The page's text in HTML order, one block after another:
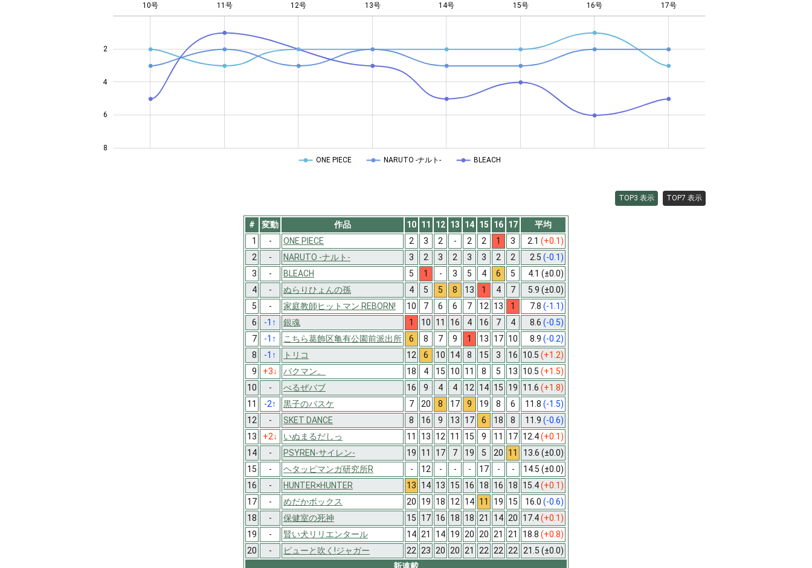
4
2
4
6
8
10号 11号 12号 13号 14号 15号 16号 17号
ONE PIECE NARUTO -ナルト- BLEACH
TOP3 表示 TOP7 表示
# 変動 作品 10 11 12 13 14 15 16 17
平均
1
- ONE PIECE 2 3 2 - 2 2 1 3 2.1 (+0.1)
2
- NARUTO -ナルト- 3 2 3 2 3 3 2 2 2.5 (-0.1)
3
- BLEACH 5 1 - 3 5 4 6 5 4.1 (±0.0)
4
- ぬらりひょんの孫 4 5 5 8 13 1 4 7 5.9 (±0.0)
5
- 家庭教師ヒットマン REBORN! 10 7 6 6 7 12 13 1 7.8 (-1.1)
6
-1 ↑ 銀魂 1 10 11 16 4 16 7 4 8.6 (-0.5)
7
-1 ↑ こちら葛飾区亀有公園前派出所 6 8 7 9 1 13 17 10 8.9 (-0.2)
8
-1 ↑ トリコ 12 6 10 14 8 15 3 16 10.5 (+1.2)
9
+3↓ バクマン。 18 4 15 10 11 8 5 13 10.5 (+1.5)
10
- べるぜバブ 16 9 4 4 12 14 15 19 11.6 (+1.8)
11
-2↑ 黒子のバスケ 7 20 8 17 9 19 8 6 11.8 (-1.5)
12
- SKET DANCE 8 16 9 13 17 6 18 8 11.9 (-0.6)
13
+2↓ いぬまるだしっ 11 13 12 11 15 9 11 17 12.4(+0.1)
14
- PSYREN-サイレン- 19 11 17 7 19 5 20 11 13.6 (±0.0)
15
- ヘタッピマンガ研究所R - 12 - - - 17 - - 14.5 (±0.0)
16
- HUNTER×HUNTER 13 14 13 15 16 18 16 18 15.4(+0.1)
17
- めだかボックス 20 19 18 12 14 11 19 15 16.0 (-0.6)
18
- 保健室の死神 15 17 16 18 18 21 14 20 17.4(+0.1)
19
- 賢い犬リリエンタール 14 21 14 19 20 20 21 21 18.8 (+0.8)
20
- ピューと吹く!ジャガー 22 23 20 20 21 22 22 22 21.5 (±0.0)